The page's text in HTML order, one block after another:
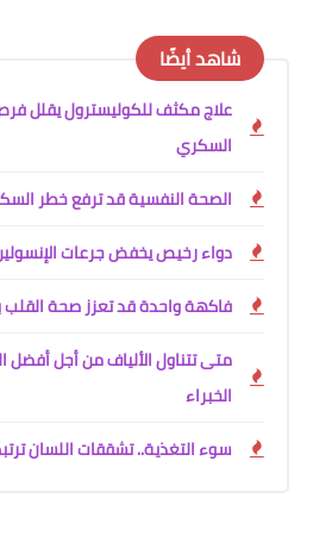
شاهد أيضًا
علاج مكثف للكوليسترول يقلل
السكري
الصحة النفسية قد ترفع خطر
دواء رخيص يخفض جرعات
فاكهة واحدة قد تعزز صحة
متى تتناول الألياف من أجل أفضل
الخبراء
سوء التغذية.. تشققات اللسان